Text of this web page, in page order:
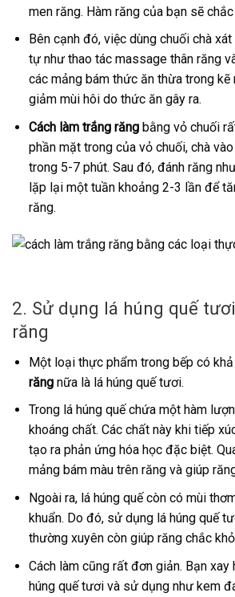
men răng. Hàm răng của bạn sẽ
Bên cạnh đó, việc dùng chuối chà
tự như thao tác massage thân răng
các mảng bám thức ăn thừa trong kẽ
giảm mùi hôi do thức ăn gây ra.
Cách làm trắng răngbằng vỏ chuối
phần mặt trong của vỏ chuối, chà
trong 5-7 phút. Sau đó, đánh răng
lặp lại một tuần khoảng 2-3 lần để
răng.
2. Sử dụng lá húng quế
răng
Một loại thực phẩm trong bếp có
răngnữa là lá húng quế tươi.
Trong lá húng quế chứa một hàm
khoáng chất. Các chất này khi tiếp
tạo ra phản ứng hóa học đặc biệt.
mảng bám màu trên răng và giúp
Ngoài ra, lá húng quế còn có mùi
khuẩn. Do đó, sử dụng lá húng quế
thường xuyên còn giúp răng chắc
Cách làm cũng rất đơn giản. Bạn xay
húng quế tươi và sử dụng như kem